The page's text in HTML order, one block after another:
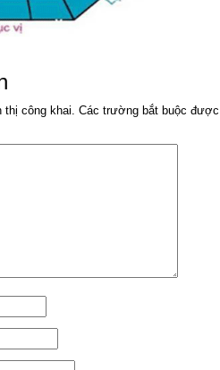
thị công khai. Các trường bắt buộc được